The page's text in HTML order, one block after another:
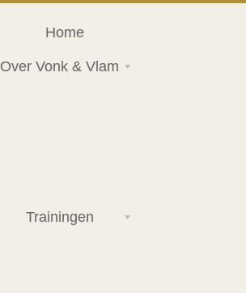
Home
Over Vonk & Vlam
Trainingen